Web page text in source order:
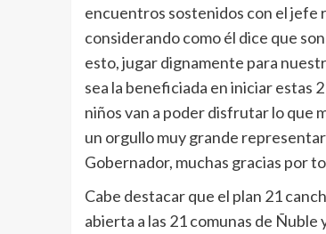
encuentros sostenidos con el jefe
considerando como él dice que
esto, jugar dignamente para
sea la beneficiada en iniciar estas
niños van a poder disfrutar lo que
un orgullo muy grande
Gobernador, muchas gracias por
Cabe destacar que el plan 21
abierta a las 21 comunas de